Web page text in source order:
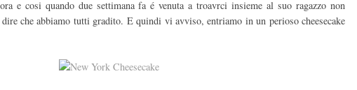
e cosi quando due settimana fa é venuta a troavrci insieme al suo ragazzo non
che abbiamo tutti gradito. E quindi vi avviso, entriamo in un perioso cheesecake